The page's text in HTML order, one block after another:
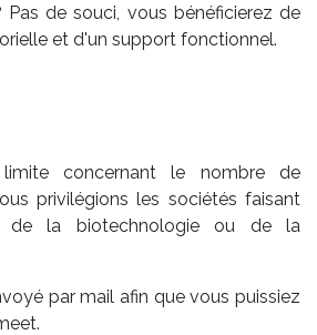
de souci, vous bénéficierez de
et d'un support fonctionnel.
concernant le nombre de
privilégions les sociétés faisant
de la biotechnologie ou de la
par mail afin que vous puissiez